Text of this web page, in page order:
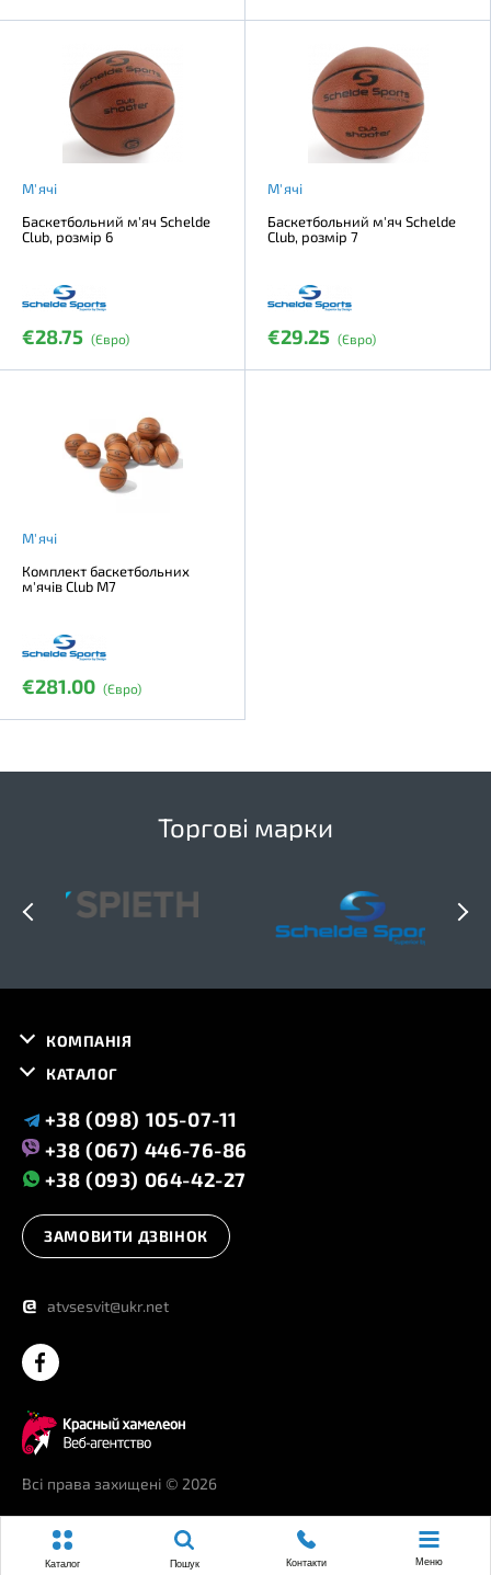
Каталог Пошук Контакти Меню
М'ячі
Баскетбольний м'яч Schelde
Club, розмір 6
€28.75 (Євро)
М'ячі
Баскетбольний м'яч Schelde
Club, розмір 7
€29.25 (Євро)
М'ячі
Комплект баскетбольних
м'ячів Club M7
€281.00 (Євро)
Торгові марки
Всі права захищені © 2026
КОМПАНІЯ
КАТАЛОГ
+38 (098) 105-07-11
+38 (067) 446-76-86
+38 (093) 064-42-27
ЗАМОВИТИ ДЗВІНОК
@ atvsesvit@ukr.net